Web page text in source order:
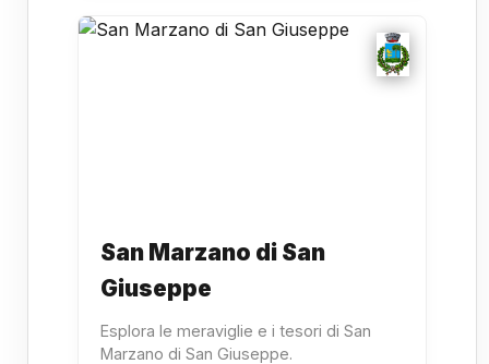
San Marzano di San
Giuseppe
Esplora le meraviglie e i tesori di San
Marzano di San Giuseppe.